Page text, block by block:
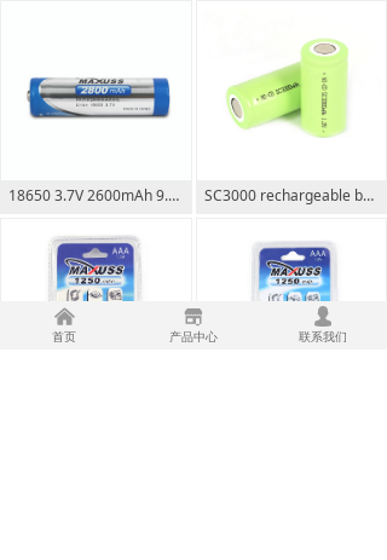
18650 3.7V 2600mAh 9.62Wh 可充电锂电池 SC3000 rechargeable battery high capacity 3000mAh 1.2V
낀
首页
끵
产品中心
넙
联系我们